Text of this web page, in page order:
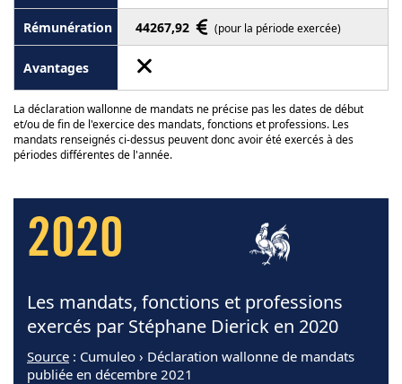
44267,92 (pour la période exercée)
La déclaration wallonne de mandats ne précise pas les dates de début
et/ou de fin de l'exercice des mandats, fonctions et professions. Les
mandats renseignés ci-dessus peuvent donc avoir été exercés à des
périodes différentes de l'année.
2020
Les mandats, fonctions et professions
exercés par Stéphane Dierick en 2020
Source : Cumuleo › Déclaration wallonne de mandats
publiée en décembre 2021